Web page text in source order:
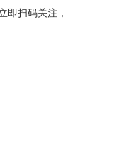
即扫码关注，